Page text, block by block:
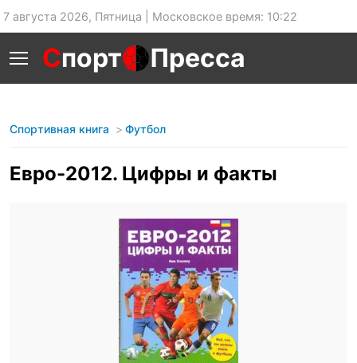
7 августа 2026, Пятница | Московское время: 10:22
Спорт Пресса
Спортивная книга Футбол
Евро-2012. Цифры и факты